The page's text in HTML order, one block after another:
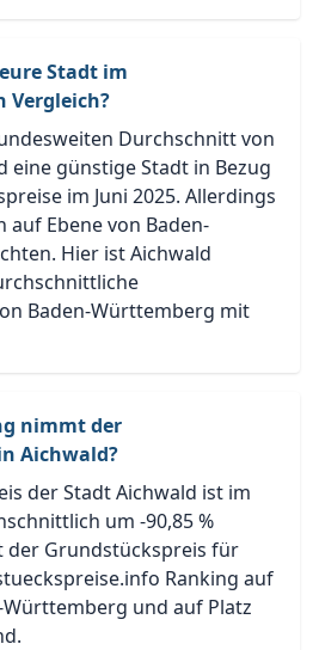
Stadt im
Vergleich?
Durchschnitt von
eine günstige Stadt in Bezug
im Juni 2025. Allerdings
auf Ebene von Baden-
Hier ist Aichwald
Baden-Württemberg mit
nimmt der
Aichwald?
der Stadt Aichwald ist im
um -90,85 %
der Grundstückspreis für
Ranking auf
Württemberg und auf Platz